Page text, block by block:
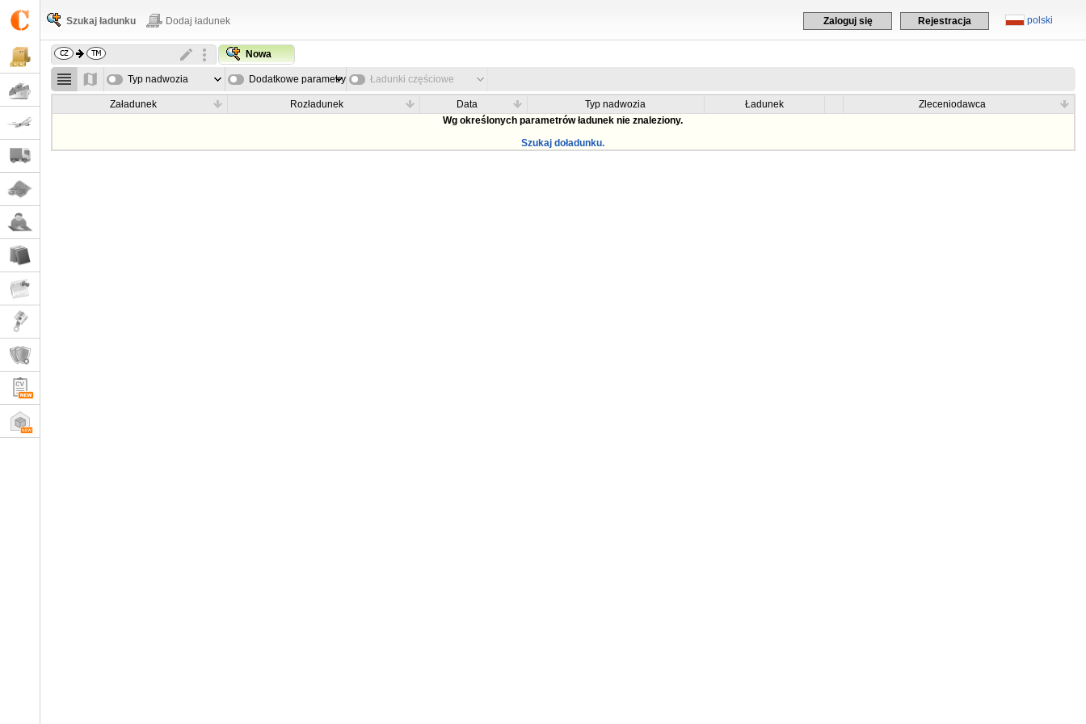
polski
Zaloguj się Rejestracja
Szukaj ładunku Dodaj ładunek
Nowa
Typ nadwozia Dodatkowe parametry Ładunki częściowe
Załadunek Rozładunek Data Typ nadwozia Ładunek
Zleceniodawca
Wg określonych parametrów ładunek nie znaleziony.
Szukaj doładunku.